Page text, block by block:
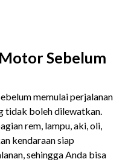
Sebelum
memulai perjalanan
tidak boleh dilewatkan.
rem, lampu, aki, oli,
kendaraan siap
sehingga Anda bisa